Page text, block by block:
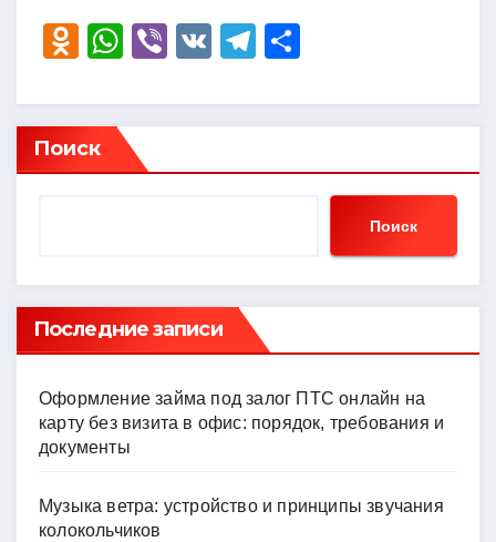
O
n
o
kl
ni
ki
W
at
s
A
Vi
er
V
T
e
a
р
в
ть
Поиск
Поиск
Последние записи
Оформление займа под залог ПТС онлайн на
карту без визита в офис: порядок, требования и
документы
Музыка ветра: устройство и принципы звучания
колокольчиков